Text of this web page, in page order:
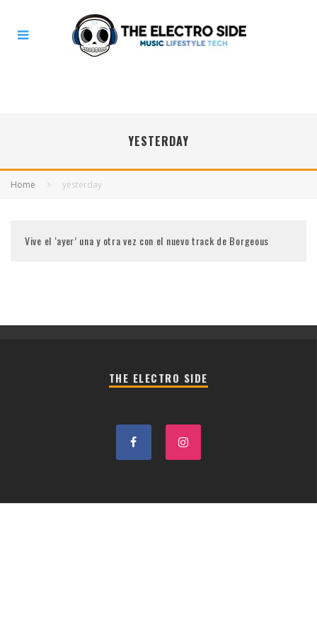
YESTERDAY
Home yesterday
Vive el ‘ayer’ una y otra vez con el nuevo track de Borgeous
THE ELECTRO SIDE